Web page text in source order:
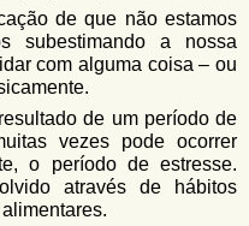
de que não estamos
subestimando a nossa
com alguma coisa – ou
de um período de
vezes pode ocorrer
o período de estresse.
através de hábitos